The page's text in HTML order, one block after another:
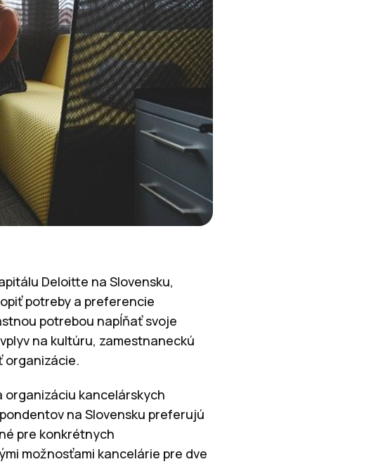
Deloitte na Slovensku,
potreby a preferencie
potrebou napĺňať svoje
na kultúru, zamestnaneckú
organizácie.
organizáciu kancelárskych
na Slovensku preferujú
pre konkrétnych
možnosťami kancelárie pre dve